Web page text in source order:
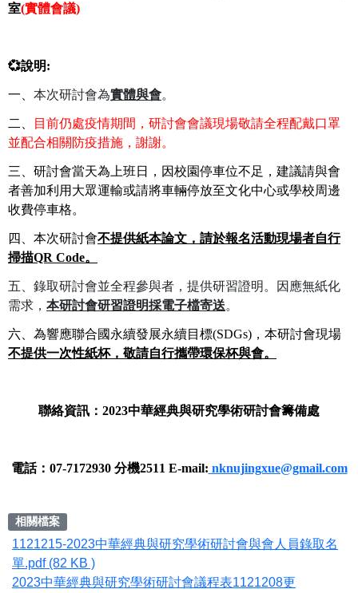
室(實體會議)
💞說明:
一、 本次研討會為實體與會。
二、
目前仍處疫情期間，研討會會議現場敬請全程配戴口罩
並配合相關防疫措施，謝謝。
三、研討會當天為上班日，因校園停車位不足，建議請與會
者善加利用大眾運輸或請將車輛停放至文化中心或學校周邊
收費停車格。
四、本次研討會不提供紙本論文，請於報名活動現場者自行
掃描QR Code。
五、錄取研討會並全程參與者，提供研習證明。因應無紙化
需求， 本研討會研習證明採電子檔寄送。
六、為響應聯合國永續發展永續目標(SDGs)，本研討會現場
不提供一次性紙杯，敬請自行攜帶環保杯與會。
聯絡資訊： 2023中華經典與研究學術研討會籌備處
電話：07-7172930 分機2511 E-mail: nknujingxue@gmail.com
相關檔案
1121215-2023中華經典與研究學術研討會與會人員錄取名
單.pdf (82 KB )
2023中華經典與研究學術研討會議程表1121208更